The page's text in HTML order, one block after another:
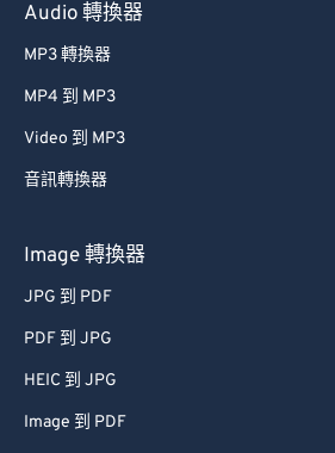
Audio 轉換器
MP3 轉換器
MP4 到 MP3
Video 到 MP3
音訊轉換器
Image 轉換器
JPG 到 PDF
PDF 到 JPG
HEIC 到 JPG
Image 到 PDF